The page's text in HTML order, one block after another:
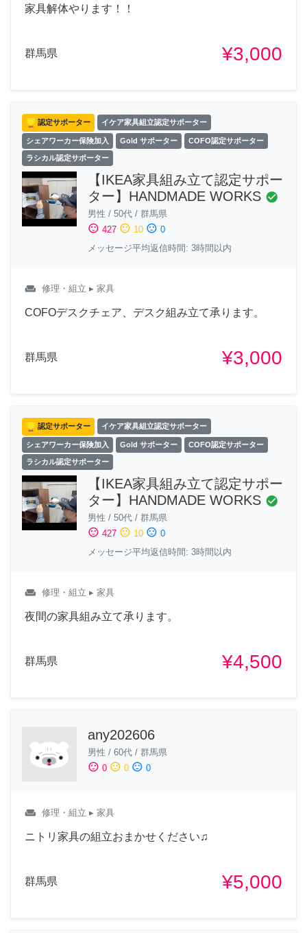
家具解体やります！！
群馬県 ¥3,000
認定サポーター イケア家具組立認定サポーター
シェアワーカー保険加入 Gold サポーター COFO認定サポーター
ラシカル認定サポーター
【IKEA家具組み立て認定サポー
ター】HANDMADE WORKS check_circle
男性 / 50代 / 群馬県
sentiment_satisfied 427 sentiment_neutral 10 sentiment_dissatisfied 0
メッセージ平均返信時間: 3時間以内
weekend 修理・組立 ▸ 家具
COFOデスクチェア、デスク組み立て承ります。
群馬県 ¥3,000
認定サポーター イケア家具組立認定サポーター
シェアワーカー保険加入 Gold サポーター COFO認定サポーター
ラシカル認定サポーター
【IKEA家具組み立て認定サポー
ター】HANDMADE WORKS check_circle
男性 / 50代 / 群馬県
sentiment_satisfied 427 sentiment_neutral 10 sentiment_dissatisfied 0
メッセージ平均返信時間: 3時間以内
weekend 修理・組立 ▸ 家具
夜間の家具組み立て承ります。
群馬県 ¥4,500
any202606
男性 / 60代 / 群馬県
sentiment_satisfied 0 sentiment_neutral 0 sentiment_dissatisfied 0
weekend 修理・組立 ▸ 家具
ニトリ家具の組立おまかせください♫
群馬県 ¥5,000